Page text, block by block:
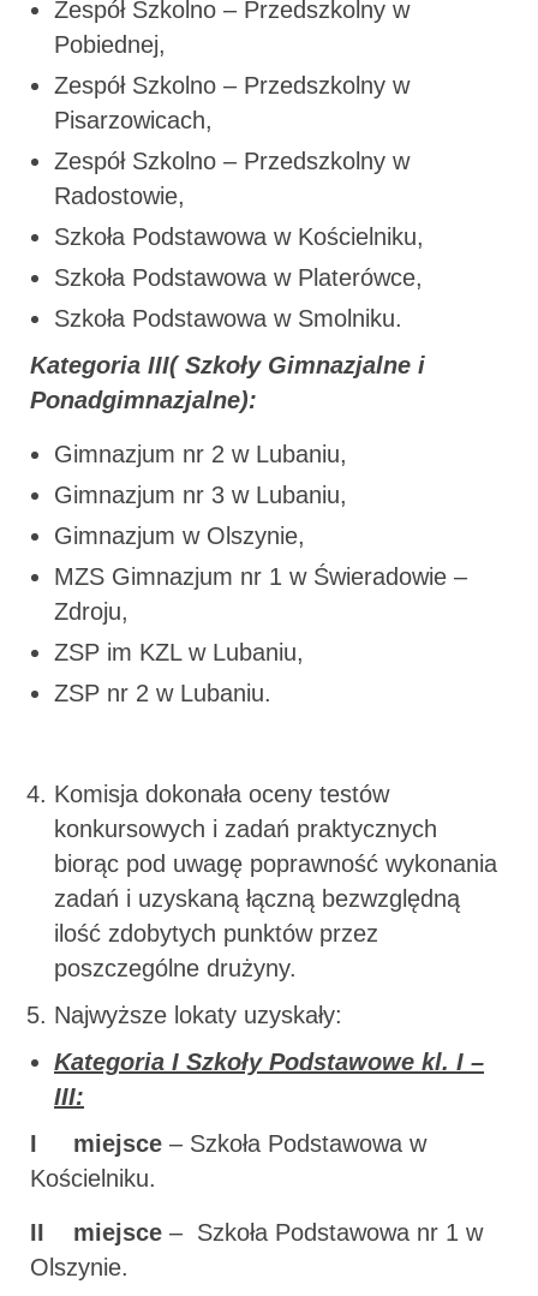
Zespół Szkolno – Przedszkolny w
Pobiednej,
Zespół Szkolno – Przedszkolny w
Pisarzowicach,
Zespół Szkolno – Przedszkolny w
Radostowie,
Szkoła Podstawowa w Kościelniku,
Szkoła Podstawowa w Platerówce,
Szkoła Podstawowa w Smolniku.
Kategoria III( Szkoły Gimnazjalne i
Ponadgimnazjalne):
Gimnazjum nr 2 w Lubaniu,
Gimnazjum nr 3 w Lubaniu,
Gimnazjum w Olszynie,
MZS Gimnazjum nr 1 w Świeradowie –
Zdroju,
ZSP im KZL w Lubaniu,
ZSP nr 2 w Lubaniu.
Komisja dokonała oceny testów
konkursowych i zadań praktycznych
biorąc pod uwagę poprawność wykonania
zadań i uzyskaną łączną bezwzględną
ilość zdobytych punktów przez
poszczególne drużyny.
Najwyższe lokaty uzyskały:
Kategoria I Szkoły Podstawowe kl. I –
III:
I miejsce – Szkoła Podstawowa w
Kościelniku.
II miejsce – Szkoła Podstawowa nr 1 w
Olszynie.